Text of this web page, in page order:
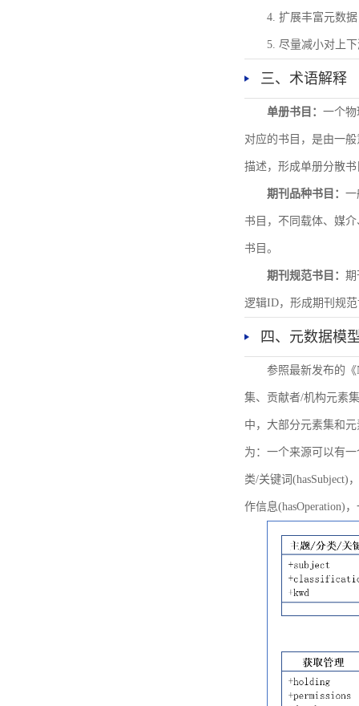
4. 扩展丰富元数
5. 尽量减小对上
三、术语解释
单册书目： 一个
对应的书目，是由一
描述，形成单册分散
期刊品种书目： 一
书目，不同载体、媒
书目。
期刊规范书目： 期
逻辑ID，形成期刊规
四、元数据模
参照最新发布的
集、贡献者/机构元素
中，大部分元素集和
为：一个来源可以有
类/关键词(hasSubject)
作信息(hasOperation)